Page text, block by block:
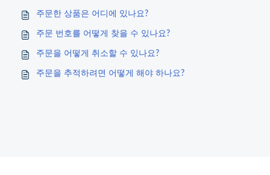
주문한 상품은 어디에 있나요?
주문 번호를 어떻게 찾을 수 있나요?
주문을 어떻게 취소할 수 있나요?
주문을 추적하려면 어떻게 해야 하나요?